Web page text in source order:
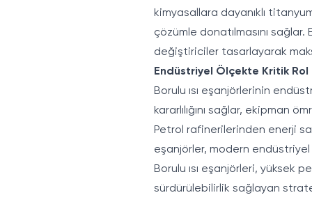
kimyasallara dayanıklı
çözümle donatılmasını
değiştiriciler tasarlayarak
Endüstriyel Ölçekte Kritik Rol
Borulu ısı eşanjörlerinin
kararlılığını sağlar, ekipman
Petrol rafinerilerinden enerji
eşanjörler, modern
Borulu ısı eşanjörleri, yüksek
sürdürülebilirlik sağlayan